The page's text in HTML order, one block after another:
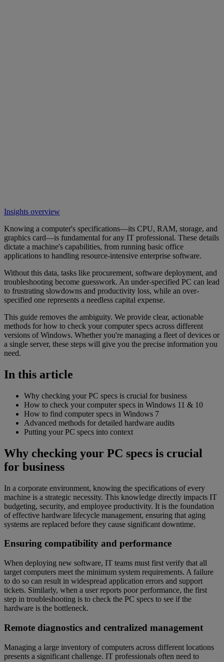
Insights overview
Knowing a computer's specifications—its CPU, RAM, storage, and
graphics card—is fundamental for any IT professional. These details
dictate a machine's capabilities, from running basic office
applications to handling resource-intensive enterprise software.
Without this data, tasks like procurement, software deployment, and
troubleshooting become guesswork. An under-specified PC can lead
to frustrating slowdowns and productivity loss, while an over-
specified one represents a needless capital expense.
This guide removes the ambiguity. We provide clear, actionable
methods for how to check your computer specs across different
versions of Windows. Whether you're managing a fleet of devices or
a single server, these steps will give you the precise information you
need.
In this article
Why checking your PC specs is crucial for business
How to check your computer specs in Windows 11 & 10
How to find computer specs in Windows 7
Advanced methods for detailed hardware audits
Putting your PC specs into context
Why checking your PC specs is crucial
for business
In a corporate environment, knowing the specifications of every
machine is a strategic necessity. This knowledge directly impacts IT
budgeting, security, and employee productivity. It is the foundation
of effective hardware lifecycle management, ensuring that aging
systems are replaced before they cause significant downtime.
Ensuring compatibility and performance
When deploying new software, IT teams must first verify that all
target computers meet the minimum system requirements. A failure
to do so can result in widespread application errors and support
tickets. Similarly, when a user reports poor performance, the first
step in troubleshooting is to check the PC specs to see if the
hardware is the bottleneck.
Remote diagnostics and centralized management
Managing a large inventory of computers across different locations
presents a significant challenge. IT professionals often need to